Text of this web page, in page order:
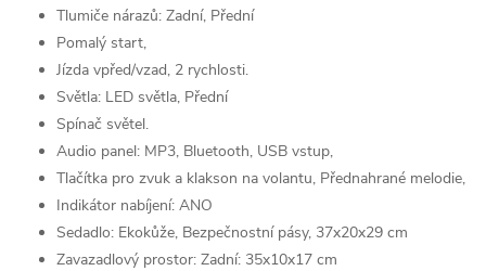
Tlumiče nárazů: Zadní, Přední
Pomalý start,
Jízda vpřed/vzad, 2 rychlosti.
Světla: LED světla, Přední
Spínač světel.
Audio panel: MP3, Bluetooth, USB vstup,
Tlačítka pro zvuk a klakson na volantu, Přednahrané melodie,
Indikátor nabíjení: ANO
Sedadlo: Ekokůže, Bezpečnostní pásy, 37x20x29 cm
Zavazadlový prostor: Zadní: 35x10x17 cm